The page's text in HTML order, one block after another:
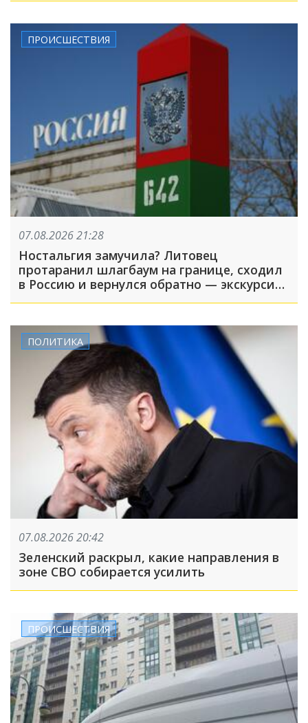
ПРОИСШЕСТВИЯ
07.08.2026 21:28
Ностальгия замучила? Литовец
протаранил шлагбаум на границе, сходил
в Россию и вернулся обратно — экскурсия
ПОЛИТИКА
07.08.2026 20:42
Зеленский раскрыл, какие направления в
зоне СВО собирается усилить
ПРОИСШЕСТВИЯ